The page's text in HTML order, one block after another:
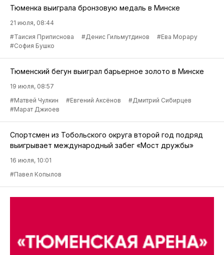
Тюменка выиграла бронзовую медаль в Минске
21 июля, 08:44
#Таисия Приписнова
#Денис Гильмутдинов
#Ева Морару
#София Бушко
Тюменский бегун выиграл барьерное золото в Минске
19 июля, 08:57
#Матвей Чулкин
#Евгений Аксёнов
#Дмитрий Сибирцев
#Марат Джиоев
Спортсмен из Тобольского округа второй год подряд
выигрывает международный забег «Мост дружбы»
16 июля, 10:01
#Павел Копылов